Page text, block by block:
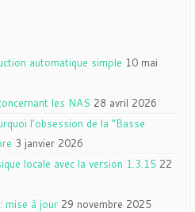
automatique simple 10 mai
les NAS 28 avril 2026
l’obsession de la “Basse
3 janvier 2026
locale avec la version 1.3.15 22
mise à jour 29 novembre 2025